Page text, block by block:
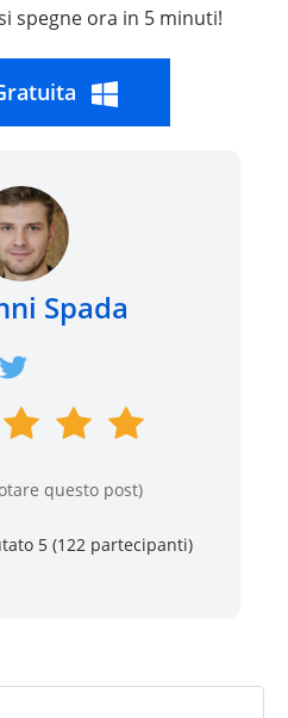
spegne ora in 5 minuti!
Spada
questo post)
5 (122 partecipanti)